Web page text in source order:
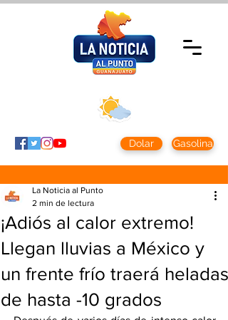
Dolar Gasolina
¡Adiós al calor extremo!
Llegan lluvias a México y
un frente frío traerá heladas
de hasta -10 grados
La Noticia al Punto
2 min de lectura